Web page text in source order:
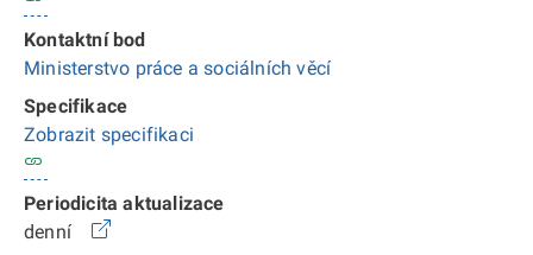
Kontaktní bod
Ministerstvo práce a sociálních věcí
Specifikace
Zobrazit specifikaci
Periodicita aktualizace
denní